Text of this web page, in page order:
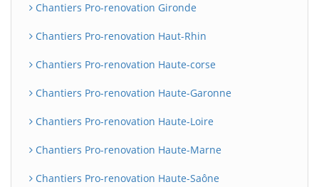
Chantiers Pro-renovation Gironde
Chantiers Pro-renovation Haut-Rhin
Chantiers Pro-renovation Haute-corse
Chantiers Pro-renovation Haute-Garonne
Chantiers Pro-renovation Haute-Loire
Chantiers Pro-renovation Haute-Marne
Chantiers Pro-renovation Haute-Saône